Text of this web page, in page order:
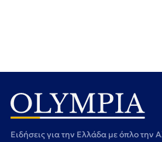
Ειδήσεις για την Ελλάδα με όπλο την